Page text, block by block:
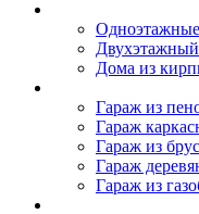
Дома из
Гараж из
Гараж
Гараж из
Гараж
Гараж из